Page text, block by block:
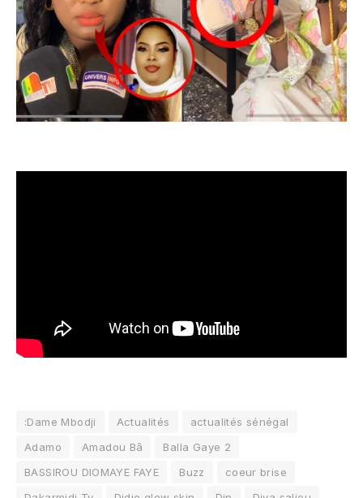
:Dame Mbodji Actualités
actualités sénégal
Adamo
Amadou Bâ
Balla Gaye 2
BASSIROU DIOMAYE FAYE
Buzz
coeur brise